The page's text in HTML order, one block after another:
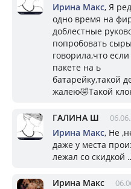
Ирина Макс, Я
одно время на
доблестные
попробовать
говорила,что
пакете на ь
батарейку,такой
жалею🤣Такой
ГАЛИНА Ш
Ирина Макс, Не
даже у места
лежал со
Ирина Макс